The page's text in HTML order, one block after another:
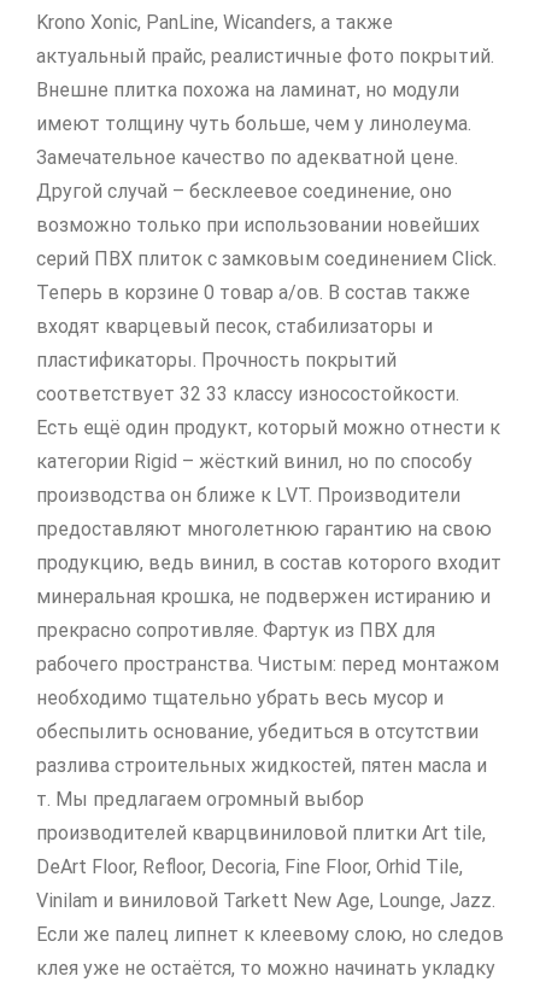
Krono Xonic, PanLine, Wicanders, а также
актуальный прайс, реалистичные фото покрытий.
Внешне плитка похожа на ламинат, но модули
имеют толщину чуть больше, чем у линолеума.
Замечательное качество по адекватной цене.
Другой случай – бесклеевое соединение, оно
возможно только при использовании новейших
серий ПВХ плиток с замковым соединением Click.
Теперь в корзине 0 товар a/ов. В состав также
входят кварцевый песок, стабилизаторы и
пластификаторы. Прочность покрытий
соответствует 32 33 классу износостойкости.
Есть ещё один продукт, который можно отнести к
категории Rigid – жёсткий винил, но по способу
производства он ближе к LVT. Производители
предоставляют многолетнюю гарантию на свою
продукцию, ведь винил, в состав которого входит
минеральная крошка, не подвержен истиранию и
прекрасно сопротивляе. Фартук из ПВХ для
рабочего пространства. Чистым: перед монтажом
необходимо тщательно убрать весь мусор и
обеспылить основание, убедиться в отсутствии
разлива строительных жидкостей, пятен масла и
т. Мы предлагаем огромный выбор
производителей кварцвиниловой плитки Art tile,
DeArt Floor, Refloor, Decoria, Fine Floor, Orhid Tile,
Vinilam и виниловой Tarkett New Age, Lounge, Jazz.
Если же палец липнет к клеевому слою, но следов
клея уже не остаётся, то можно начинать укладку